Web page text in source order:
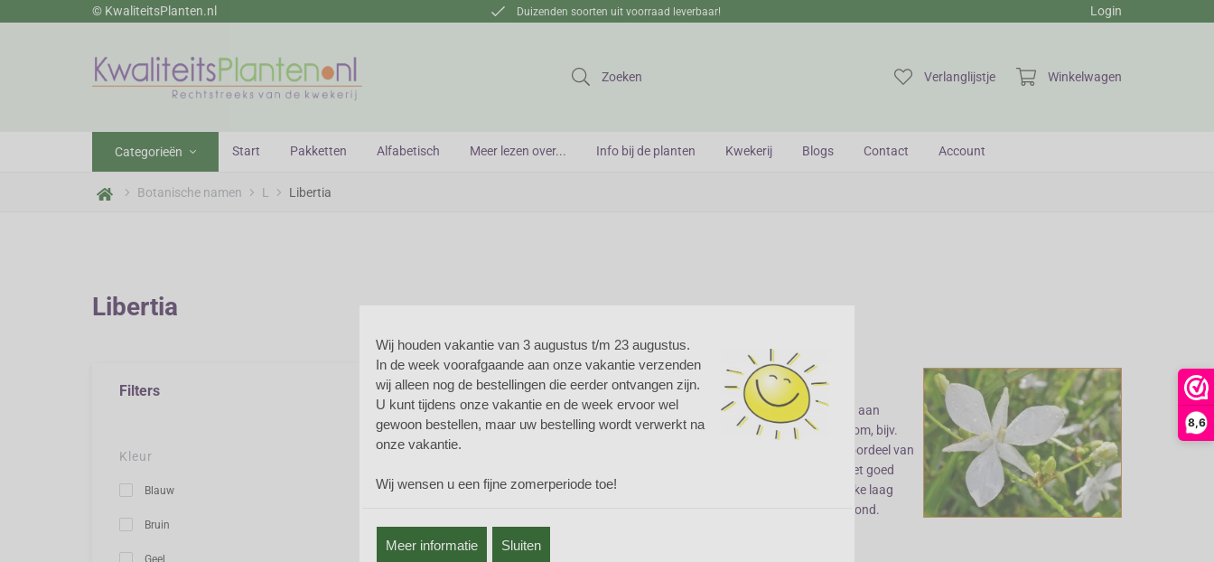
8,6
© KwaliteitsPlanten.nl Duizenden soorten uit voorraad leverbaar! Login
Zoeken Verlanglijstje Winkelwagen
Categorieën Start Pakketten Alfabetisch Meer lezen over... Info bij de planten Kwekerij Blogs Contact Account
Botanische namen L Libertia
Libertia
Filters
Kleur
Blauw
Bruin
Geel
Libertia - Nieuw-Zeelandse iris
Libertia behoort tot de Lissenfamilie. De plant heeft lang smal blad met witte bloemen aan
stevige stengels. Libertia komt mooi uit als solitair met een lage bodembedekker rondom, bijv.
Acaena. Ook in een moderne tuin met grind of in een ruime pot is Libertia mooi. Het voordeel van
een pot is dat u deze in de winter binnen kunt zetten, want Libertia is in ons klimaat niet goed
winterhard. Laat u de plant toch buiten in de winter, dek hem dan goed af met een flinke laag
blad of stro. Libertia staat graag op een beschutte plaats in de zon op een normale grond.
Wij houden vakantie van 3 augustus t/m 23 augustus.
In de week voorafgaande aan onze vakantie verzenden
wij alleen nog de bestellingen die eerder ontvangen zijn.
U kunt tijdens onze vakantie en de week ervoor wel
gewoon bestellen, maar uw bestelling wordt verwerkt na
onze vakantie.
Wij wensen u een fijne zomerperiode toe!
Meer informatie Sluiten